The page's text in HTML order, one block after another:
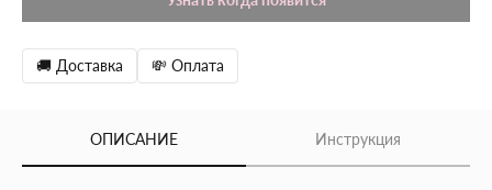
🚚 Доставка 💸 Оплата
ОПИСАНИЕ Инструкция